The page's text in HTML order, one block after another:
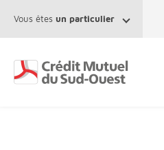
Vous êtes un particulier